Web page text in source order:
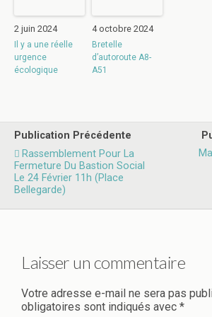
2 juin 2024
Il y a une réelle
urgence
écologique
4 octobre 2024
Bretelle
d’autoroute A8-
A51
Publication Précédente
Rassemblement Pour La
Fermeture Du Bastion Social
Le 24 Février 11h (place
Bellegarde)
Laisser un commentaire
Votre adresse e-mail ne sera pas
obligatoires sont indiqués avec *